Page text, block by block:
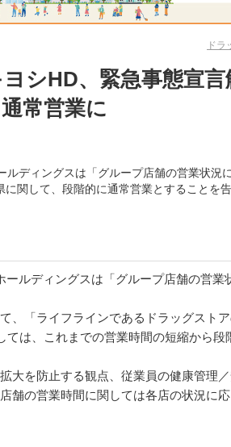
ドラ
シHD、緊急事態宣
常営業に
ルディングスは「グループ店舗の営業状況
関して、段階的に通常営業とすることを告
ールディングスは「グループ店舗の営業
、「ライフラインであるドラッグスト
は、これまでの営業時間の短縮から段
大を防止する観点、従業員の健康管理
舗の営業時間に関しては各店の状況に